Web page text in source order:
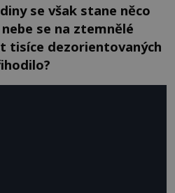
se však stane něco
se na ztemnělé
tisíce dezorientovaných